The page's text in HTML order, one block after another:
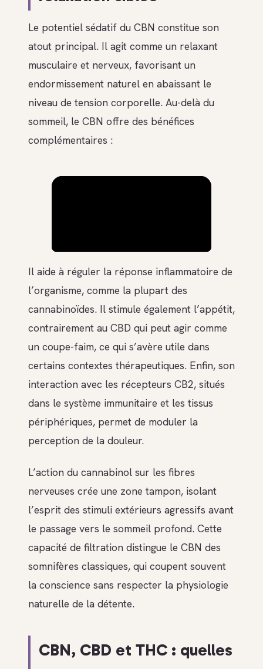
Le potentiel sédatif du CBN constitue son
atout principal. Il agit comme un relaxant
musculaire et nerveux, favorisant un
endormissement naturel en abaissant le
niveau de tension corporelle. Au-delà du
sommeil, le CBN offre des bénéfices
complémentaires :
Il aide à réguler la réponse inflammatoire de
l’organisme, comme la plupart des
cannabinoïdes. Il stimule également l’appétit,
contrairement au CBD qui peut agir comme
un coupe-faim, ce qui s’avère utile dans
certains contextes thérapeutiques. Enfin, son
interaction avec les récepteurs CB2, situés
dans le système immunitaire et les tissus
périphériques, permet de moduler la
perception de la douleur.
L’action du cannabinol sur les fibres
nerveuses crée une zone tampon, isolant
l’esprit des stimuli extérieurs agressifs avant
le passage vers le sommeil profond. Cette
capacité de filtration distingue le CBN des
somnifères classiques, qui coupent souvent
la conscience sans respecter la physiologie
naturelle de la détente.
CBN, CBD et THC : quelles